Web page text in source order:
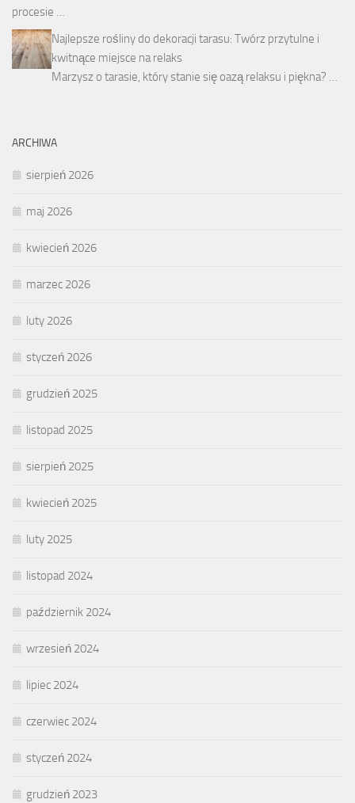
procesie …
Najlepsze rośliny do dekoracji tarasu: Twórz przytulne i
kwitnące miejsce na relaks
Marzysz o tarasie, który stanie się oazą relaksu i piękna? …
ARCHIWA
sierpień 2026
maj 2026
kwiecień 2026
marzec 2026
luty 2026
styczeń 2026
grudzień 2025
listopad 2025
sierpień 2025
kwiecień 2025
luty 2025
listopad 2024
październik 2024
wrzesień 2024
lipiec 2024
czerwiec 2024
styczeń 2024
grudzień 2023